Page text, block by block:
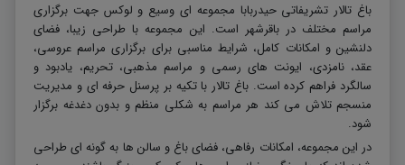
باغ تالار تشریفاتی حیدربابا مجموعه ای وسیع و لوکس جهت برگزاری
مراسم مختلف در باقرشهر است. این مجموعه با طراحی زیبا، فضای
دلنشین و امکانات کامل، شرایط مناسبی برای برگزاری مراسم عروسی،
عقد، نامزدی، ایونت های رسمی و مراسم مذهبی، تحریم، یادبود و
سالگرد فراهم کرده است. باغ تالار با تکیه بر پرسنل حرفه ای و مدیریت
منسجم تلاش می کند هر مراسم به شکلی منظم و بدون دغدغه برگزار
شود.
در این مجموعه، امکانات رفاهی، فضای باغ و سالن ها به گونه ای طراحی